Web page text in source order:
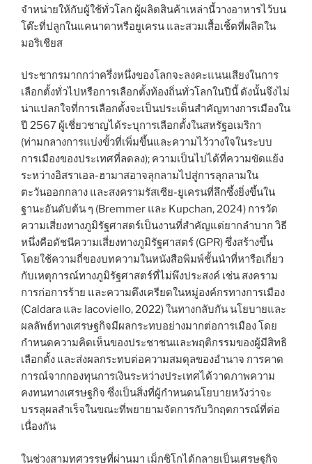
จำหน่ายให้กับผู้ใช้ทั่วโลก ผู้ผลิตสินค้าเหล่านี้วางอาหารไว้บน
โต๊ะที่ปลูกในแคนาดาหรือยูเครน และสวมเสื้อเชิ้ตที่ผลิตใน
มอริเชียส
ประชากรมากกว่าครึ่งหนึ่งของโลกจะลงคะแนนเสียงในการ
เลือกตั้งทั่วไปหรือการเลือกตั้งท้องถิ่นทั่วโลกในปีนี้ ดังนั้นจึงไม่
น่าแปลกใจที่การเลือกตั้งจะเป็นประเด็นสำคัญทางการเมืองใน
ปี 2567 ผู้เชี่ยวชาญได้ระบุการเลือกตั้งในสหรัฐอเมริกา
(ท่ามกลางการแบ่งขั้วที่เพิ่มขึ้นและความไว้วางใจในระบบ
การเมืองของประเทศที่ลดลง); ความเป็นไปได้ที่ความขัดแย้ง
ระหว่างอิสราเอล-ฮามาสอาจลุกลามไปสู่การลุกลามใน
ตะวันออกกลาง และสงครามรัสเซีย-ยูเครนที่ลึกซึ้งยิ่งขึ้นใน
ฐานะอันดับต้น ๆ (Bremmer และ Kupchan, 2024) การวัด
ความเสี่ยงทางภูมิรัฐศาสตร์เป็นงานที่สำคัญแต่ยากลำบาก วิธี
หนึ่งคือดัชนีความเสี่ยงทางภูมิรัฐศาสตร์ (GPR) ซึ่งสร้างขึ้น
โดยใช้ความถี่ของบทความในหนังสือพิมพ์ชั้นนำที่หารือเกี่ยว
กับเหตุการณ์ทางภูมิรัฐศาสตร์ที่ไม่พึงประสงค์ เช่น สงคราม
การก่อการร้าย และความตึงเครียดในหมู่องค์กรทางการเมือง
(Caldara และ Iacoviello, 2022) ในทางกลับกัน นโยบายและ
ผลลัพธ์ทางเศรษฐกิจมีผลกระทบอย่างมากต่อการเมือง โดย
กำหนดความคิดเห็นของประชาชนและพฤติกรรมของผู้มีสิทธิ
เลือกตั้ง และส่งผลกระทบต่อความสมดุลของอำนาจ การคาด
การณ์จากกองทุนการเงินระหว่างประเทศได้วาดภาพความ
คงทนทางเศรษฐกิจ ซึ่งเป็นสิ่งที่ผู้กำหนดนโยบายหวังว่าจะ
บรรลุผลสำเร็จในขณะที่พยายามจัดการกับวิกฤตการณ์ที่ต่อ
เนื่องกัน
ในช่วงสามทศวรรษที่ผ่านมา เม็กซิโกได้กลายเป็นเศรษฐกิจ